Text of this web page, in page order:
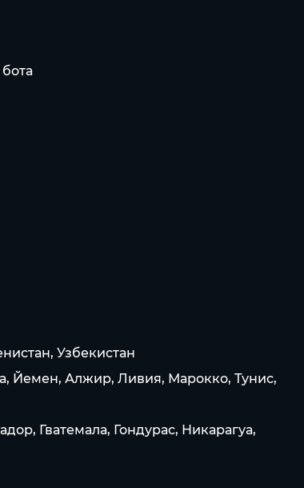
Узбекистан
Йемен, Алжир, Ливия, Марокко, Тунис,
Гватемала, Гондурас, Никарагуа,